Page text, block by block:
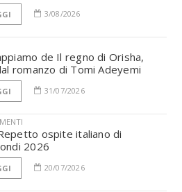
3/08/2026
de Il regno di Orisha,
romanzo di Tomi Adeyemi
31/07/2026
ospite italiano di
2026
20/07/2026